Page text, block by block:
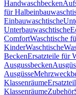
Handwaschbecken
für
Einbauwaschtische
Unterbauwaschtische
ComfortWaschtische
KinderWaschtische
BeckenErsatzteile für
Ausgussbecken
Ausgüsse
Klassenräume
KlassenräumeZubehör